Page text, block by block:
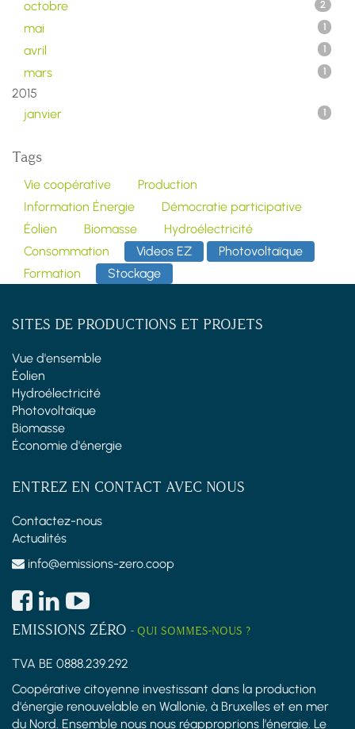
octobre 2
mai 1
avril 1
mars 1
2015
janvier
1
Tags
Vie coopérative
Production
Information Énergie
Démocratie participative
Éolien
Biomasse
Hydroélectricité
Consommation
Videos EZ
Photovoltaïque
Formation
Stockage
SITES DE PRODUCTIONS ET PROJETS
Vue d'ensemble
Éolien
Hydroélectricité
Photovoltaïque
Biomasse
Économie d'énergie
ENTREZ EN CONTACT AVEC NOUS
Contactez-nous
Actualités
info@emissions-zero.coop
EMISSIONS ZÉRO - QUI SOMMES-NOUS ?
TVA BE 0888.239.292
Coopérative citoyenne investissant dans la production
d'énergie renouvelable en Wallonie, à Bruxelles et en mer
du Nord. Ensemble nous nous réapproprions l'énergie. Le